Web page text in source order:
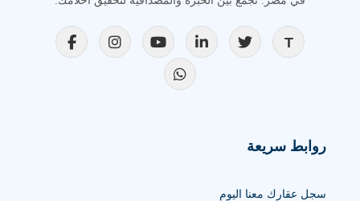
روابط سريعة
سجل عقارك معنا اليوم